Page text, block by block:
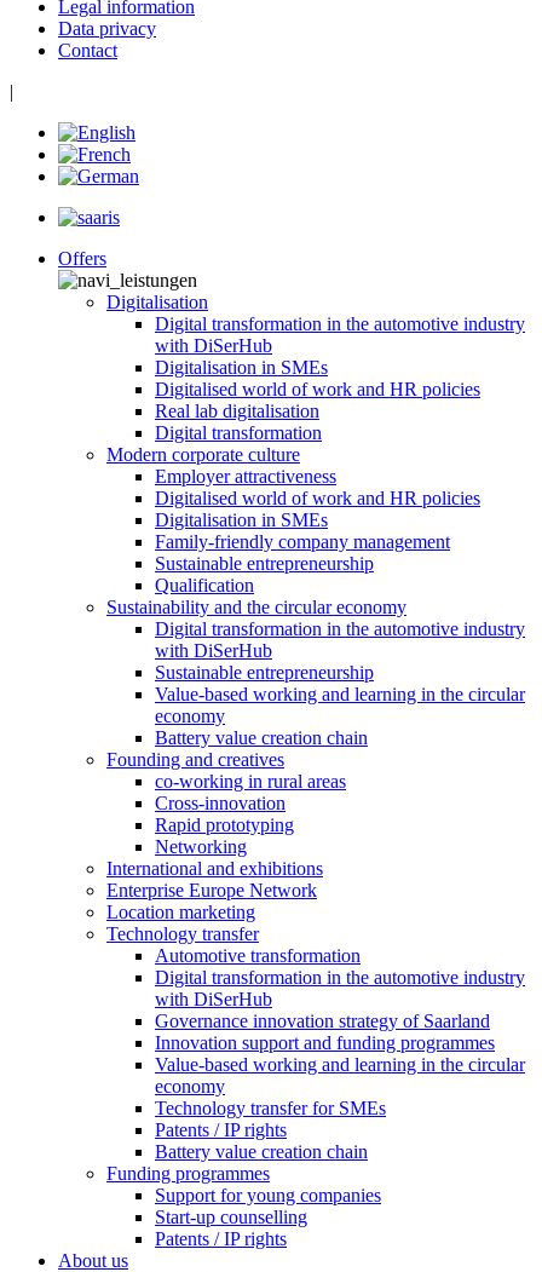
Legal information
Data privacy
Contact
|
Offers
Digitalisation
Digital transformation in the automotive industry
with DiSerHub
Digitalisation in SMEs
Digitalised world of work and HR policies
Real lab digitalisation
Digital transformation
Modern corporate culture
Employer attractiveness
Digitalised world of work and HR policies
Digitalisation in SMEs
Family-friendly company management
Sustainable entrepreneurship
Qualification
Sustainability and the circular economy
Digital transformation in the automotive industry
with DiSerHub
Sustainable entrepreneurship
Value-based working and learning in the circular
economy
Battery value creation chain
Founding and creatives
co-working in rural areas
Cross-innovation
Rapid prototyping
Networking
International and exhibitions
Enterprise Europe Network
Location marketing
Technology transfer
Automotive transformation
Digital transformation in the automotive industry
with DiSerHub
Governance innovation strategy of Saarland
Innovation support and funding programmes
Value-based working and learning in the circular
economy
Technology transfer for SMEs
Patents / IP rights
Battery value creation chain
Funding programmes
Support for young companies
Start-up counselling
Patents / IP rights
About us